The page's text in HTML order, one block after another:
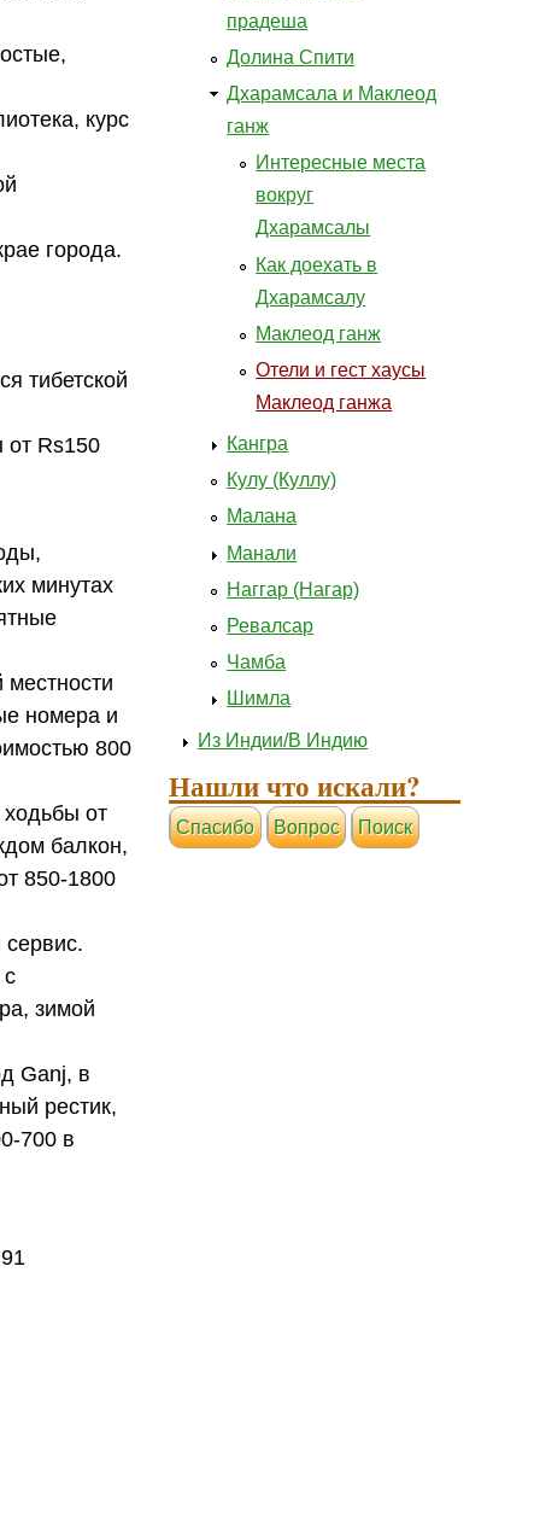
курс
города.
тибетской
от Rs150
минутах
местности
номера и
800
ходьбы от
балкон,
850-1800
зимой
Ganj, в
рестик,
700 в
прадеша
Долина Спити
Дхарамсала и Маклеод
ганж
Интересные места
вокруг
Дхарамсалы
Как доехать в
Дхарамсалу
Маклеод ганж
Отели и гест хаусы
Маклеод ганжа
Кангра
Кулу (Куллу)
Малана
Манали
Наггар (Нагар)
Ревалсар
Чамба
Шимла
Из Индии/В Индию
Нашли что искали?
Cпасибо Вопрос Поиск